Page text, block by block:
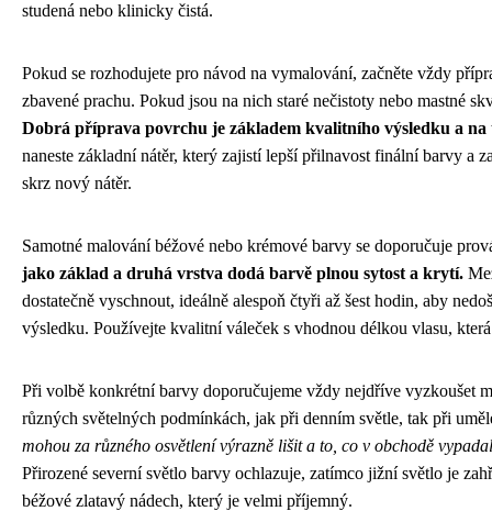
studená nebo klinicky čistá.
Pokud se rozhodujete pro návod na vymalování, začněte vždy
zbavené prachu. Pokud jsou na nich staré nečistoty nebo mastné
Dobrá příprava povrchu je základem kvalitního výsledku a na
naneste základní nátěr, který zajistí lepší přilnavost finální barvy a
skrz nový nátěr.
Samotné malování béžové nebo krémové barvy se doporučuje
jako základ a druhá vrstva dodá barvě plnou sytost a krytí.
dostatečně vyschnout, ideálně alespoň čtyři až šest hodin, aby
výsledku. Používejte kvalitní váleček s vhodnou délkou vlasu,
Při volbě konkrétní barvy doporučujeme vždy nejdříve vyzkoušet
různých světelných podmínkách, jak při denním světle, tak při
mohou za různého osvětlení výrazně lišit a to, co v obchodě
Přirozené severní světlo barvy ochlazuje, zatímco jižní světlo je
béžové zlatavý nádech, který je velmi příjemný.